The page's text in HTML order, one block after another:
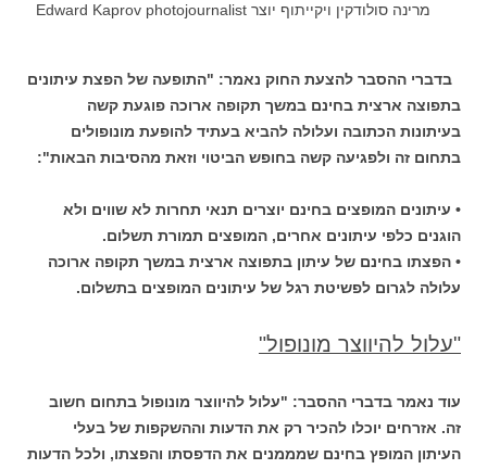
מרינה סולודקין ויקייתוף יוצר Edward Kaprov photojournalist
בדברי ההסבר להצעת החוק נאמר: "התופעה של הפצת עיתונים
בתפוצה ארצית בחינם במשך תקופה ארוכה פוגעת קשה
בעיתונות הכתובה ועלולה להביא בעתיד להופעת מונופולים
בתחום זה ולפגיעה קשה בחופש הביטוי וזאת מהסיבות הבאות":
• עיתונים המופצים בחינם יוצרים תנאי תחרות לא שווים ולא
הוגנים כלפי עיתונים אחרים, המופצים תמורת תשלום.
• הפצתו בחינם של עיתון בתפוצה ארצית במשך תקופה ארוכה
עלולה לגרום לפשיטת רגל של עיתונים המופצים בתשלום.
"עלול להיווצר מונופול"
עוד נאמר בדברי ההסבר: "עלול להיווצר מונופול בתחום חשוב
זה. אזרחים יוכלו להכיר רק את הדעות וההשקפות של בעלי
העיתון המופץ בחינם שמממנים את הדפסתו והפצתו, ולכל הדעות